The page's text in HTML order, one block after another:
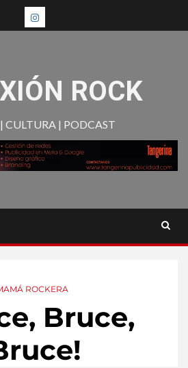
ROCK
CULTURA | PODCAST
ROCKERA
Bruce,